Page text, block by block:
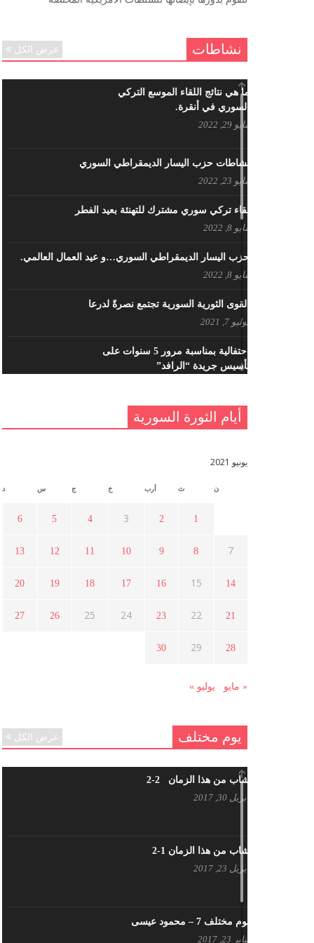
ننساك – خالد الحموري
نشاطات عرض الكل
ما هي نتائج اللقاء الموسع التركي
السوري في أنقرة.
مايو 29, 2022
نشاطات حزب اليسار الديمقراطي السوري
مايو 23, 2022
لقاء تركي سوري مشترك للتهنئة بعيد الفطر
مايو 8, 2022
حزب اليسار الديمقراطي السوري…و عيد العمال العالمي.
مايو 8, 2022
القوى الثورية السورية تجتمع نصرةً لدرعا
يوليو 7, 2021
احتفالية بمناسبة مرور 5 سنوات على
تأسيس جريدة “الرافد”
القدس والربيع العربي في ندوة لحزب
أسبوع ثقافي في ذكرى الاستقلال
الثورة السورية ؟
في الثورة السورية ؟
أيام الثورة السورية
يونيو 2021
ن ث أرب خ ج س د
1
2
3
4
5
6
7
8
9
10
11
12
13
14
15
16
17
18
19
20
21
22
23
24
25
26
27
28
29
30
« مايو يوليو »
يوم مختلف عرض الكل
شاب من هذا الزمان 2-2
أبريل 30, 2017
شاب من هذا الزمان 1-2
أبريل 23, 2017
يوم مختلف 7 – محمود عيسى
يناير 23, 2017